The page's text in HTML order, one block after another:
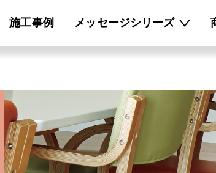
施工事例 メッセージシリーズ